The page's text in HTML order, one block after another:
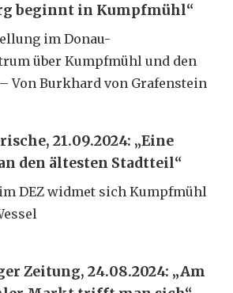
beginnt in Kumpfmühl“
im Donau-
über Kumpfmühl und den
Von Burkhard von Grafenstein
21.09.2024: „Eine
den ältesten Stadtteil“
DEZ widmet sich Kumpfmühl
Zeitung, 24.08.2024: „Am